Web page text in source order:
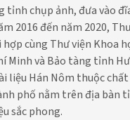
chụp ảnh, đưa vào
2016 đến năm 2020,
cùng Thư viện Khoa
Minh và Bảo tàng tỉnh
liệu Hán Nôm thuộc chất
phố nằm trên địa bàn
sắc phong.